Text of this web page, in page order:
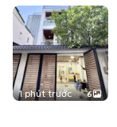
1 phút trước 6